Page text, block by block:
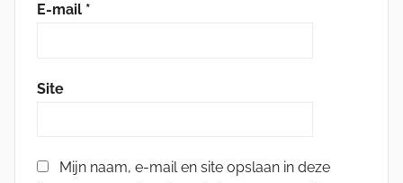
E-mail *
Site
Mijn naam, e-mail en site opslaan in deze